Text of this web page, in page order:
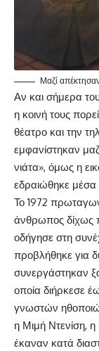
Μαζί
Αν και σήμερα
η κοινή τους
θέατρο και την
εμφανίστηκαν
νιάτα», όμως η
εδραιώθηκε μέσα
Το 1972
άνθρωπος δίχως
οδήγησε στη
προβλήθηκε για
συνεργάστηκαν
οποία διήρκεσε
γνωστών
η Μιμή Ντενίση,
έκαναν κατά